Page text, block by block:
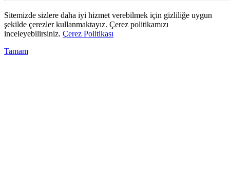
Sitemizde sizlere daha iyi hizmet verebilmek için gizliliğe uygun
şekilde çerezler kullanmaktayız. Çerez politikamızı
inceleyebilirsiniz. Çerez Politikası
Tamam